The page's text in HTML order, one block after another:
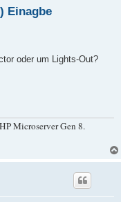
Einagbe
oder um Lights-Out?
Microserver Gen 8.